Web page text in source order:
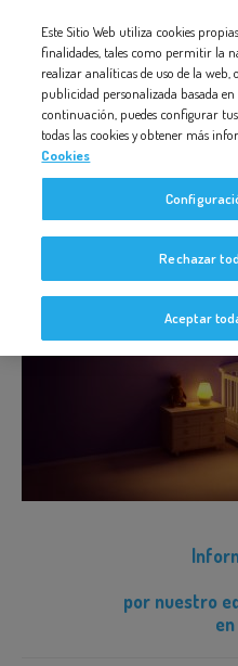
accesibilidad.
BEBÉ DURMIENDO
BEBÉ
por nuestro
Este Sitio Web utiliza cookies
finalidades, tales como permitir la
realizar analíticas de uso de la
publicidad personalizada basada
continuación, puedes configurar
todas las cookies y obtener más
Cookies
Rechazar
Aceptar